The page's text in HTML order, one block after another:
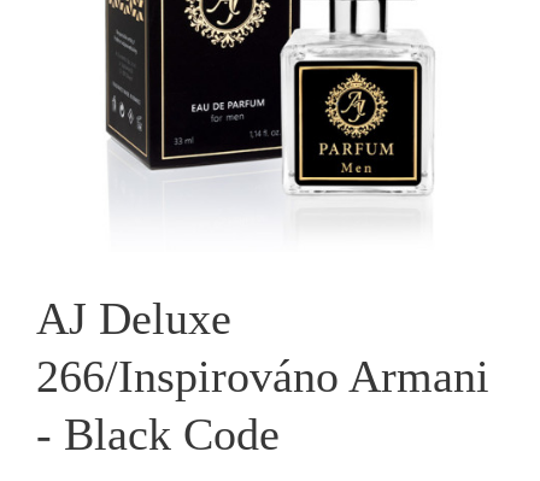
AJ Deluxe
266/Inspirováno Armani
- Black Code